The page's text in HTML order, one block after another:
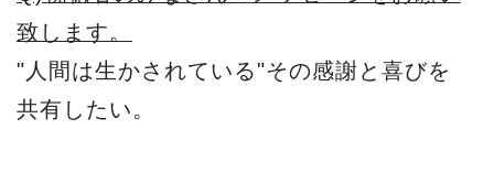
致します。
"人間は生かされている"その感謝と喜びを
共有したい。